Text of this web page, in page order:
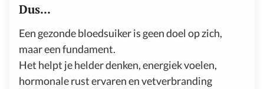
Dus...
Een gezonde bloedsuiker is geen doel op zich,
maar een fundament.
Het helpt je helder denken, energiek voelen,
hormonale rust ervaren en vetverbranding